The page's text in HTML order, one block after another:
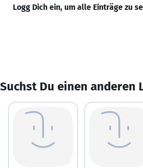
Logg Dich ein, um alle Einträge zu
Suchst Du einen anderen